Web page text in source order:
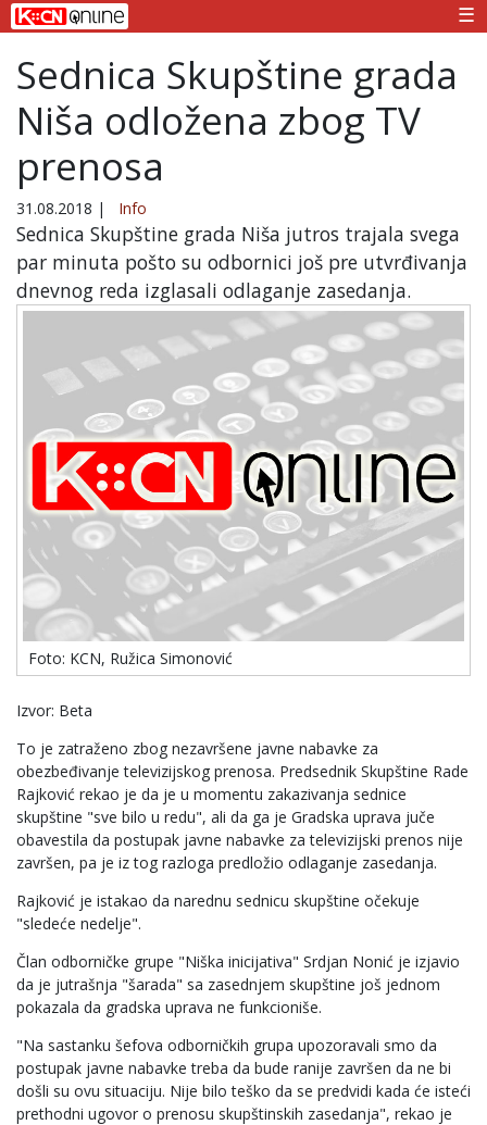
☰
Sednica Skupštine grada
Niša odložena zbog TV
prenosa
31.08.2018 | Info
Sednica Skupštine grada Niša jutros trajala svega
par minuta pošto su odbornici još pre utvrđivanja
dnevnog reda izglasali odlaganje zasedanja.
Foto: KCN, Ružica Simonović
Izvor: Beta
To je zatraženo zbog nezavršene javne nabavke za
obezbeđivanje televizijskog prenosa. Predsednik Skupštine Rade
Rajković rekao je da je u momentu zakazivanja sednice
skupštine "sve bilo u redu", ali da ga je Gradska uprava juče
obavestila da postupak javne nabavke za televizijski prenos nije
završen, pa je iz tog razloga predložio odlaganje zasedanja.
Rajković je istakao da narednu sednicu skupštine očekuje
"sledeće nedelje".
Član odborničke grupe "Niška inicijativa" Srdjan Nonić je izjavio
da je jutrašnja "šarada" sa zasednjem skupštine još jednom
pokazala da gradska uprava ne funkcioniše.
"Na sastanku šefova odborničkih grupa upozoravali smo da
postupak javne nabavke treba da bude ranije završen da ne bi
došli su ovu situaciju. Nije bilo teško da se predvidi kada će isteći
prethodni ugovor o prenosu skupštinskih zasedanja", rekao je